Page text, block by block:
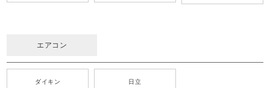
エアコン
ダイキン 日立